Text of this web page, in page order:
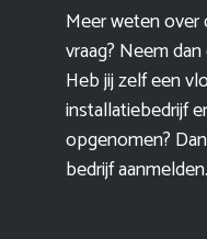
Meer weten
vraag? Neem
Heb jij zelf een
installatiebedrijf
opgenomen?
bedrijf aanmelden.